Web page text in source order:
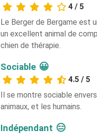
4 / 5
Le Berger de Bergame est
un excellent animal de
chien de thérapie.
Sociable 😀
4.5 / 5
Il se montre sociable
animaux, et les humains.
Indépendant 😑